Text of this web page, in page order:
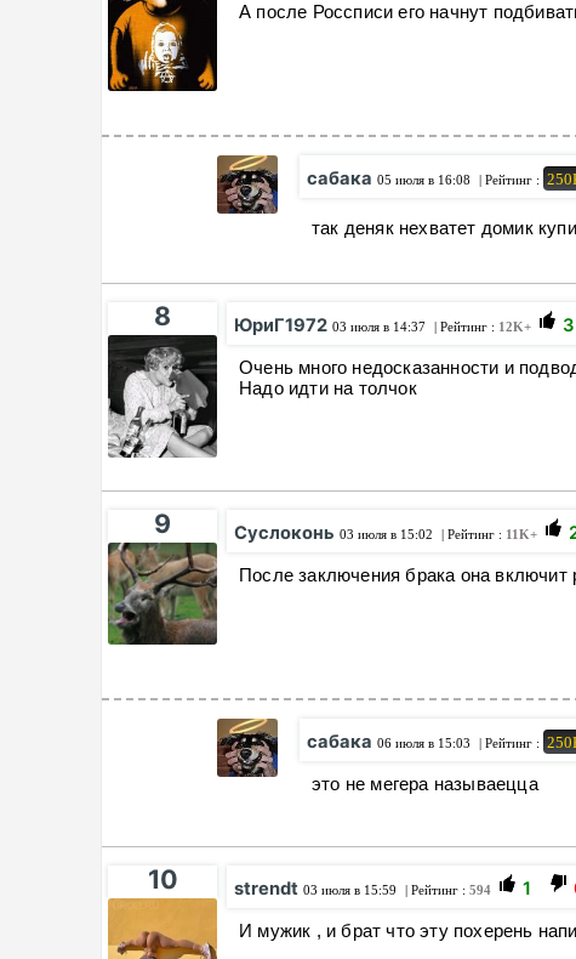
А после Россписи его начнут
сабака 05 июля в 16:08 | Рейтинг :
так деняк нехватет домик
8 ЮриГ1972 03 июля в 14:37 | Рейтинг : 12K+ 3
Очень много недосказанности и
Надо идти на толчок
9 Суслоконь 03 июля в 15:02 | Рейтинг : 11K+
После заключения брака она
сабака 06 июля в 15:03 | Рейтинг :
это не мегера называецца
10 strendt 03 июля в 15:59 | Рейтинг : 594 1
И мужик , и брат что эту похерень